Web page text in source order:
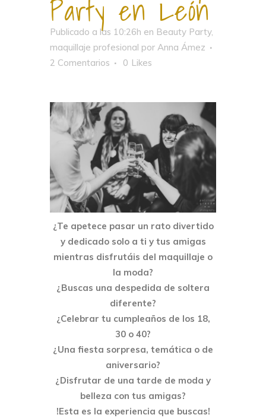
Party en León
Publicado a las 10:26h en Beauty Party,
maquillaje profesional por Anna Ámez
2 Comentarios
0 Likes
¿Te apetece pasar un rato divertido
y dedicado solo a ti y tus amigas
mientras disfrutáis del maquillaje o
la moda?
¿Buscas una despedida de soltera
diferente?
¿Celebrar tu cumpleaños de los 18,
30 o 40?
¿Una fiesta sorpresa, temática o de
aniversario?
¿Disfrutar de una tarde de moda y
belleza con tus amigas?
!Esta es la experiencia que buscas!